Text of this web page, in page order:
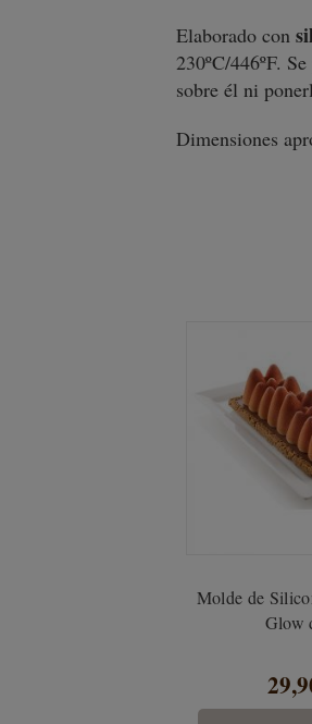
Elaborado con
230ºC/446ºF.
sobre él ni
Dimensiones
Molde de
Glow